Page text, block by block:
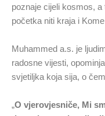
poznaje cijeli kosmos,
početka niti kraja i
Muhammed a.s. je
radosne vijesti,
svjetiljka koja sija, o
„O vjerovjesniče, Mi